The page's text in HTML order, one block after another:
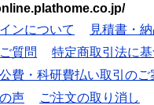
ンについて
見積書・
質問
特定商取引法に
費・科研費払い取引のご
声 ご注文の取り消し